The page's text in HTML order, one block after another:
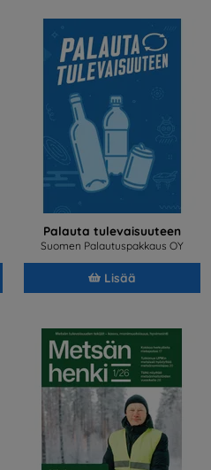
Palauta tulevaisuuteen
Suomen Palautuspakkaus OY
Lisää